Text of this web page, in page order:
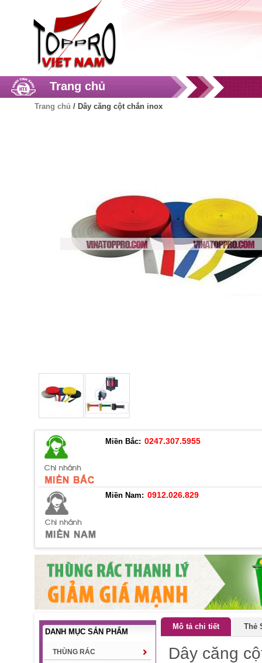
Trang chủ
Trang chủ / Dây căng cột chắn inox
Miền Bắc: 0247.307.5955
Miền Nam: 0912.026.829
DANH MỤC SẢN PHẨM
THÙNG RÁC
Mô tả chi tiết Thẻ
Dây căng